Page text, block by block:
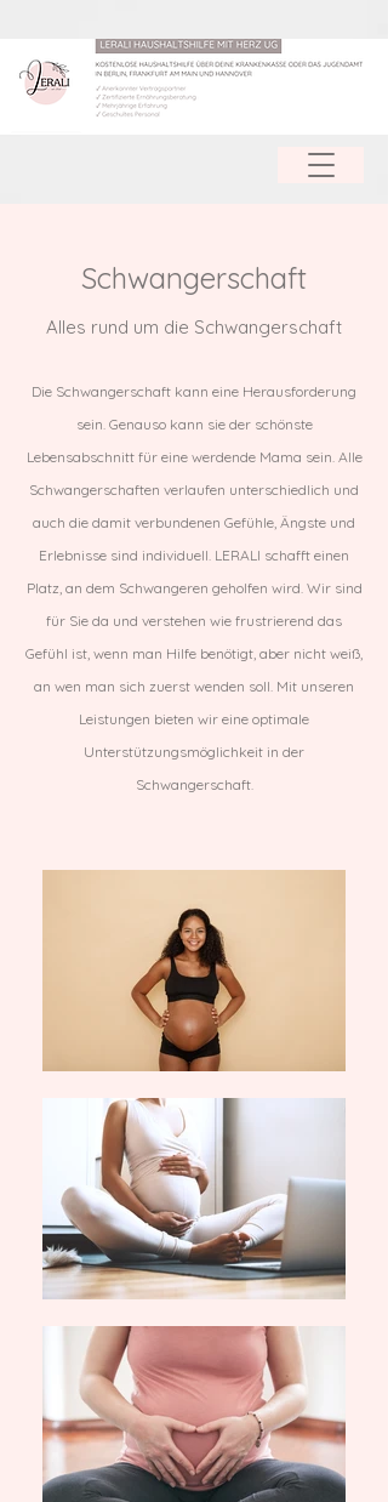
Schwangerschaft
Alles rund um die Schwangerschaft
Die Schwangerschaft kann eine Herausforderung
sein. Genauso kann sie der schönste
Lebensabschnitt für eine werdende Mama sein. Alle
Schwangerschaften verlaufen unterschiedlich und
auch die damit verbundenen Gefühle, Ängste und
Erlebnisse sind individuell. LERALI schafft einen
Platz, an dem Schwangeren geholfen wird. Wir sind
für Sie da und verstehen wie frustrierend das
Gefühl ist, wenn man Hilfe benötigt, aber nicht weiß,
an wen man sich zuerst wenden soll. Mit unseren
Leistungen bieten wir eine optimale
Unterstützungsmöglichkeit in der
Schwangerschaft.